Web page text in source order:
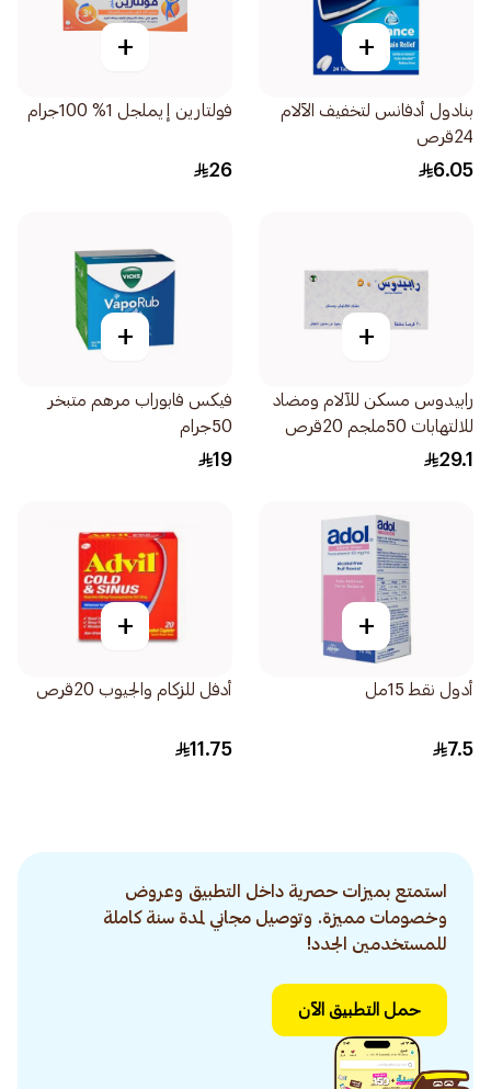
+
بنادول أدفانس لتخفيف الآلام
24قرص
6.05
+
فولتارين إيملجل 1% 100جرام
26
+
رابيدوس مسكن للآلام ومضاد
للالتهابات 50ملجم 20قرص
29.1
+
فيكس فابوراب مرهم متبخر
50جرام
19
+
أدول نقط 15مل
7.5
+
أدفل للزكام والجيوب 20قرص
11.75
استمتع بميزات حصرية داخل التطبيق وعروض
وخصومات مميزة. وتوصيل مجاني لمدة سنة كاملة
للمستخدمين الجدد!
حمل التطبيق الآن